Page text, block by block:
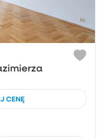
CENĘ